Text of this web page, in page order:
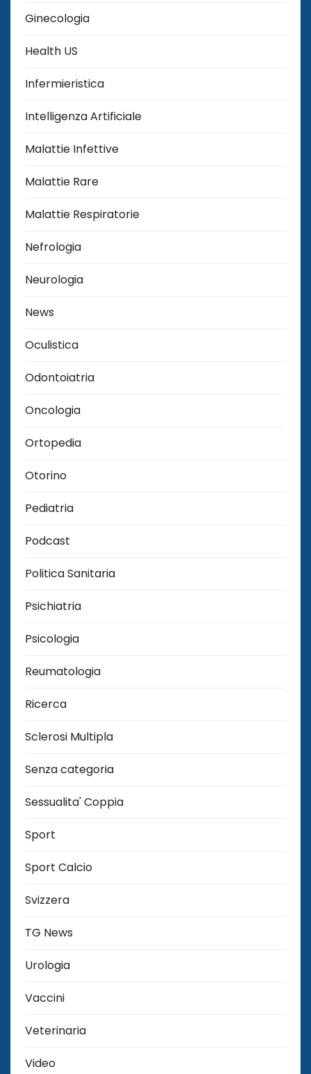
Ginecologia
Health US
Infermieristica
Intelligenza Artificiale
Malattie Infettive
Malattie Rare
Malattie Respiratorie
Nefrologia
Neurologia
News
Oculistica
Odontoiatria
Oncologia
Ortopedia
Otorino
Pediatria
Podcast
Politica Sanitaria
Psichiatria
Psicologia
Reumatologia
Ricerca
Sclerosi Multipla
Senza categoria
Sessualita' Coppia
Sport
Sport Calcio
Svizzera
TG News
Urologia
Vaccini
Veterinaria
Video